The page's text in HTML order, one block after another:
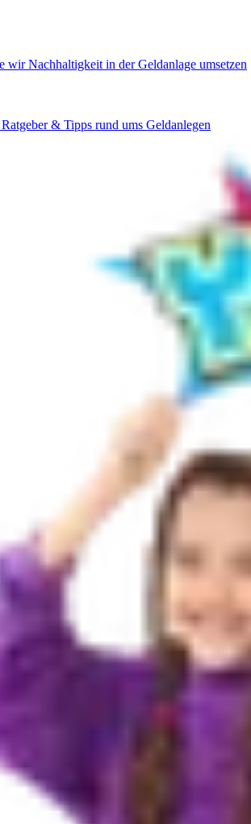
wir Nachhaltigkeit in der Geldanlage umsetzen
Ratgeber & Tipps rund ums Geldanlegen